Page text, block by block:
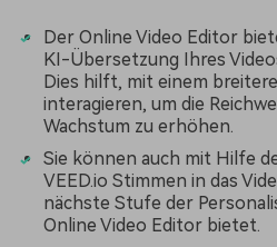
Der Online Video Editor
KI-Übersetzung Ihres
Dies hilft, mit einem
interagieren, um die
Wachstum zu erhöhen.
Sie können auch mit Hilfe
VEED.io Stimmen in das
nächste Stufe der
Online Video Editor bietet.